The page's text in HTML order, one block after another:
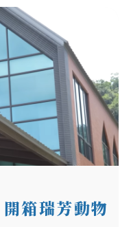
箱瑞芳動物